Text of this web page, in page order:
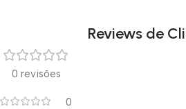
Reviews de
0 revisões
0